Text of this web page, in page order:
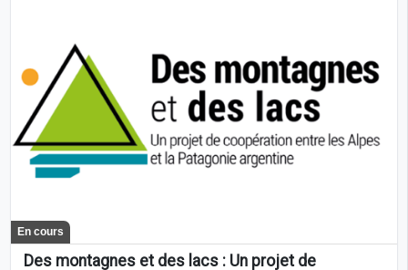
En cours
Des montagnes et des lacs : Un projet de